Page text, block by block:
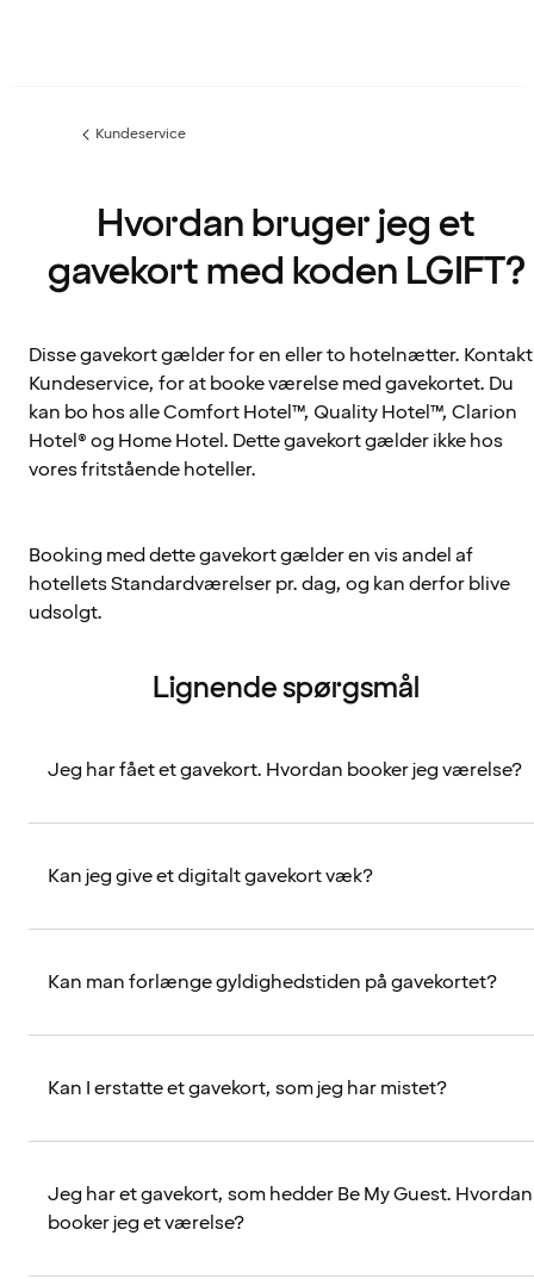
Forrige
Kundeservice
Hvordan bruger jeg et
gavekort med koden LGIFT?
Disse gavekort gælder for en eller to hotelnætter. Kontakt
Kundeservice, for at booke værelse med gavekortet. Du
kan bo hos alle Comfort Hotel™, Quality Hotel™, Clarion
Hotel® og Home Hotel. Dette gavekort gælder ikke hos
vores fritstående hoteller.
Booking med dette gavekort gælder en vis andel af
hotellets Standardværelser pr. dag, og kan derfor blive
udsolgt.
Lignende spørgsmål
Jeg har fået et gavekort. Hvordan booker jeg værelse?
Kan jeg give et digitalt gavekort væk?
Kan man forlænge gyldighedstiden på gavekortet?
Kan I erstatte et gavekort, som jeg har mistet?
Jeg har et gavekort, som hedder Be My Guest. Hvordan
booker jeg et værelse?